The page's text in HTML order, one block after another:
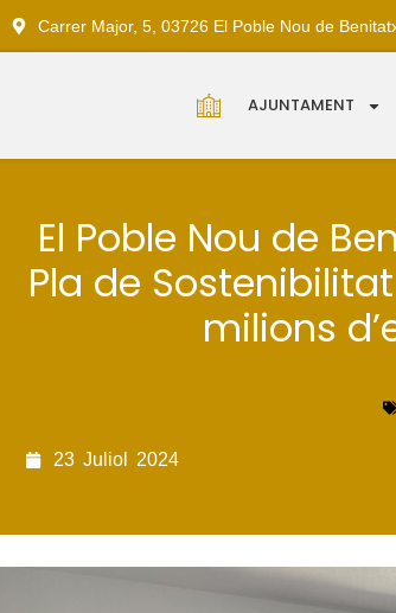
Carrer Major, 5, 03726 El Poble Nou de
AJUNTAMENT
El Poble Nou de
Pla de
milions
23 Juliol 2024